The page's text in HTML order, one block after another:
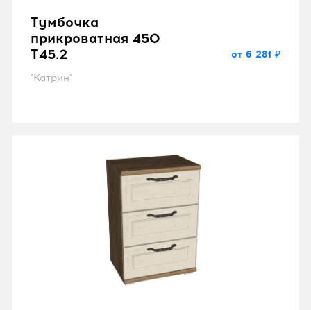
Тумбочка
прикроватная 450
T45.2
"Катрин"
от 6 281 ₽